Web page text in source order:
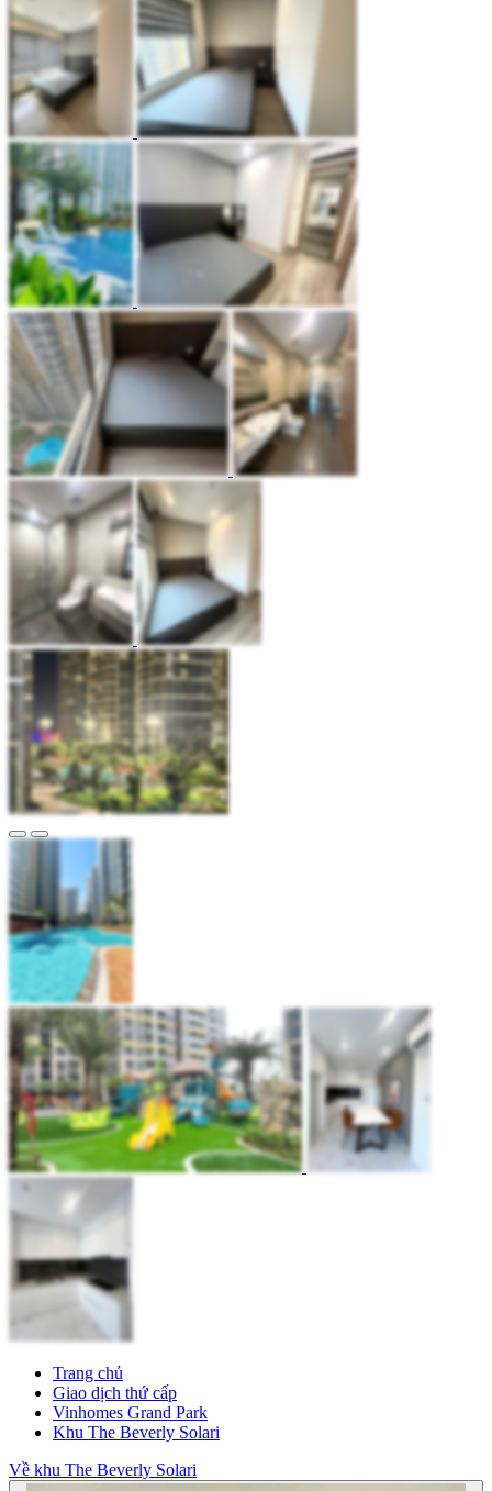
Trang chủ
Giao dịch thứ cấp
Vinhomes Grand Park
Khu The Beverly Solari
Về khu The Beverly Solari